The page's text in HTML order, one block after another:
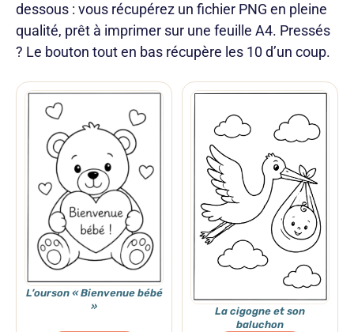
dessous : vous récupérez un fichier PNG en pleine
qualité, prêt à imprimer sur une feuille A4. Pressés
? Le bouton tout en bas récupère les 10 d’un coup.
L’ourson « Bienvenue bébé
»
La cigogne et son
baluchon